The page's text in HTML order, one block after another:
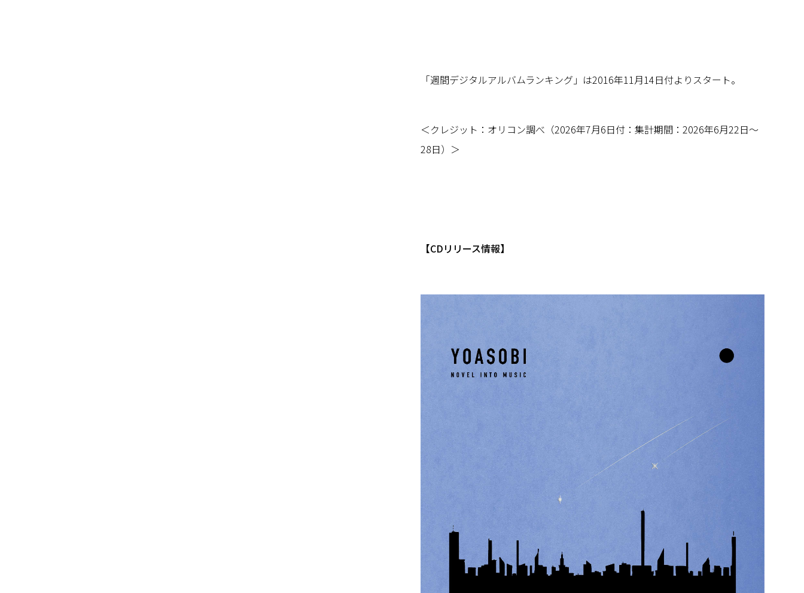
「週間デジタルアルバムランキング」は2016年11月14日付よりスタート。
＜クレジット：オリコン調べ（2026年7月6日付：集計期間：2026年6月22日～
28日）＞
【CDリリース情報】